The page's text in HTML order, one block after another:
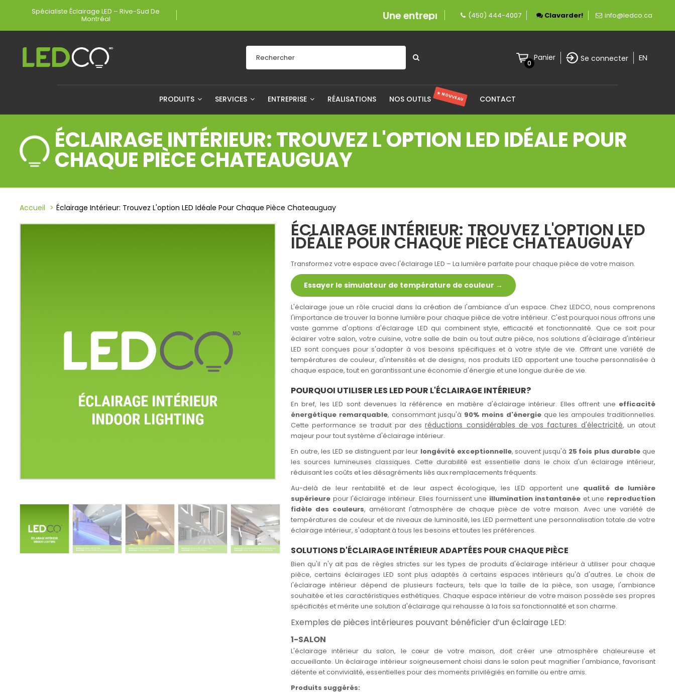
Spécialiste Éclairage LED – Rive-Sud De
Montréal Une entreprise fièrement canadienne spécialisée en éclairage LED.
(450) 444-4007 Clavarder! info@ledco.ca
0
Panier Se connecter EN
PRODUITS SERVICES ENTREPRISE RÉALISATIONS NOS OUTILS ★ NOUVEAU CONTACT
ÉCLAIRAGE INTÉRIEUR: TROUVEZ L'OPTION LED IDÉALE POUR
CHAQUE PIÈCE CHATEAUGUAY
Accueil Éclairage Intérieur: Trouvez L'option LED Idéale Pour Chaque Pièce Chateauguay
ÉCLAIRAGE INTÉRIEUR: TROUVEZ L'OPTION LED
IDÉALE POUR CHAQUE PIÈCE CHATEAUGUAY
Transformez votre espace avec l'éclairage LED – La lumière parfaite pour chaque pièce de votre maison.
Essayer le simulateur de température de couleur →
L'éclairage joue un rôle crucial dans la création de l'ambiance d'un espace. Chez LEDCO, nous comprenons
l'importance de trouver la bonne lumière pour chaque pièce de votre intérieur. C'est pourquoi nous offrons une
vaste gamme d'options d'éclairage LED qui combinent style, efficacité et fonctionnalité. Que ce soit pour
éclairer votre salon, votre cuisine, votre salle de bain ou tout autre pièce, nos solutions d'éclairage d'intérieur
LED sont conçues pour s'adapter à vos besoins spécifiques et à votre style de vie. Offrant une variété de
températures de couleur, d'intensités et de designs, nos produits LED apportent une touche personnalisée à
chaque espace, tout en garantissant une économie d'énergie et une longue durée de vie.
POURQUOI UTILISER LES LED POUR L'ÉCLAIRAGE INTÉRIEUR?
En bref, les LED sont devenues la référence en matière d'éclairage intérieur. Elles offrent une efficacité
énergétique remarquable, consommant jusqu'à 90% moins d'énergieque les ampoules traditionnelles.
Cette performance se traduit par desréductions considérables de vos factures d'électricité, un atout
majeur pour tout système d'éclairage intérieur.
En outre, les LED se distinguent par leur longévité exceptionnelle, souvent jusqu'à 25 fois plus durable que
les sources lumineuses classiques. Cette durabilité est essentielle dans le choix d'un éclairage intérieur,
réduisant les coûts et les désagréments liés aux remplacements fréquents.
Au-delà de leur rentabilité et de leur aspect écologique, les LED apportent une qualité de lumière
supérieure pour l'éclairage intérieur. Elles fournissent une illumination instantanée et une reproduction
fidèle des couleurs, améliorant l'atmosphère de chaque pièce de votre maison. Avec une variété de
températures de couleur et de niveaux de luminosité, les LED permettent une personnalisation totale de votre
éclairage intérieur, s'adaptant à tous les besoins et toutes les préférences.
SOLUTIONS D'ÉCLAIRAGE INTÉRIEUR ADAPTÉES POUR CHAQUE PIÈCE
Bien qu'il n'y ait pas de règles strictes sur les types de produits d'éclairage intérieur à utiliser pour chaque
pièce, certains éclairages LED sont plus adaptés à certains espaces intérieurs qu'à d'autres. Le choix de
l'éclairage intérieur dépend de plusieurs facteurs, tels que la taille de la pièce, son usage, l'ambiance
souhaitée et les caractéristiques esthétiques. Chaque espace intérieur de votre maison possède ses propres
spécificités et mérite une solution d'éclairage qui rehausse à la fois sa fonctionnalité et son charme.
Exemples de pièces intérieures pouvant bénéficier d’un éclairage LED:
1-SALON
L'éclairage intérieur du salon, le cœur de votre maison, doit créer une atmosphère chaleureuse et
accueillante. Un éclairage intérieur soigneusement choisi dans le salon peut magnifier l'ambiance, favorisant
détente et convivialité, essentielles pour des moments privilégiés en famille ou entre amis.
Produits suggérés: